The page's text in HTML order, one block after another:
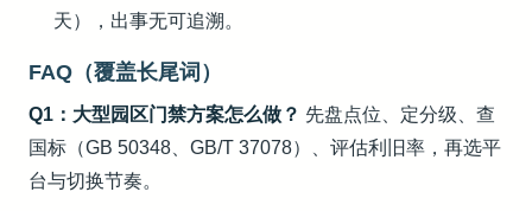
天），出事无可追溯。
FAQ（覆盖长尾词）
Q1：大型园区门禁方案怎么做？ 先盘点位、定分级、查
国标（GB 50348、GB/T 37078）、评估利旧率，再选平
台与切换节奏。